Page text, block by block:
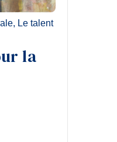
, Le talent
la